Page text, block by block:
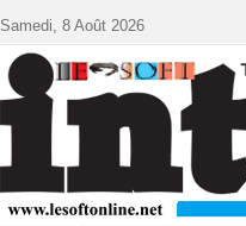
Samedi, 8 Août 2026